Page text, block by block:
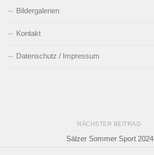
Bildergalerien
Kontakt
Datenschutz / Impressum
NÄCHSTER BEITRAG
Sälzer Sommer Sport 2024